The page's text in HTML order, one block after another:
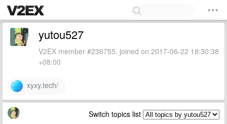
yutou527
V2EX member #236755, joined on 2017-06-22 18:30:38
+08:00
xyxy.tech/
Switch topics list